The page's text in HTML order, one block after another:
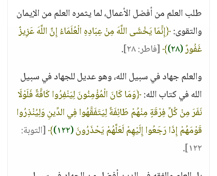
طلب العلم من أفضل الأعمال، لما يثمره العلم من الإيمان
والتقوى:﴿إِنَّمَا يَخْشَى اللَّهَ مِنْ عِبَادِهِ الْعُلَمَاءُ إِنَّ اللَّهَ عَزِيزٌ
غَفُورٌ(٢٨) ﴾[فاطر: ٢٨]
.
والعلم جهاد في سبيل الله، وهو عديل للجهاد في سبيل
الله في كتاب الله:﴿وَمَا كَانَ الْمُؤْمِنُونَ لِيَنْفِرُوا كَافَّةً فَلَوْلَا
نَفَرَ مِنْ كُلِّ فِرْقَةٍ مِنْهُمْ طَائِفَةٌ لِيَتَفَقَّهُوا فِي الدِّينِ وَلِيُنْذِرُوا
قَوْمَهُمْ إِذَا رَجَعُوا إِلَيْهِمْ لَعَلَّهُمْ يَحْذَرُونَ(١٢٢) ﴾[التوبة:
١٢٢] .